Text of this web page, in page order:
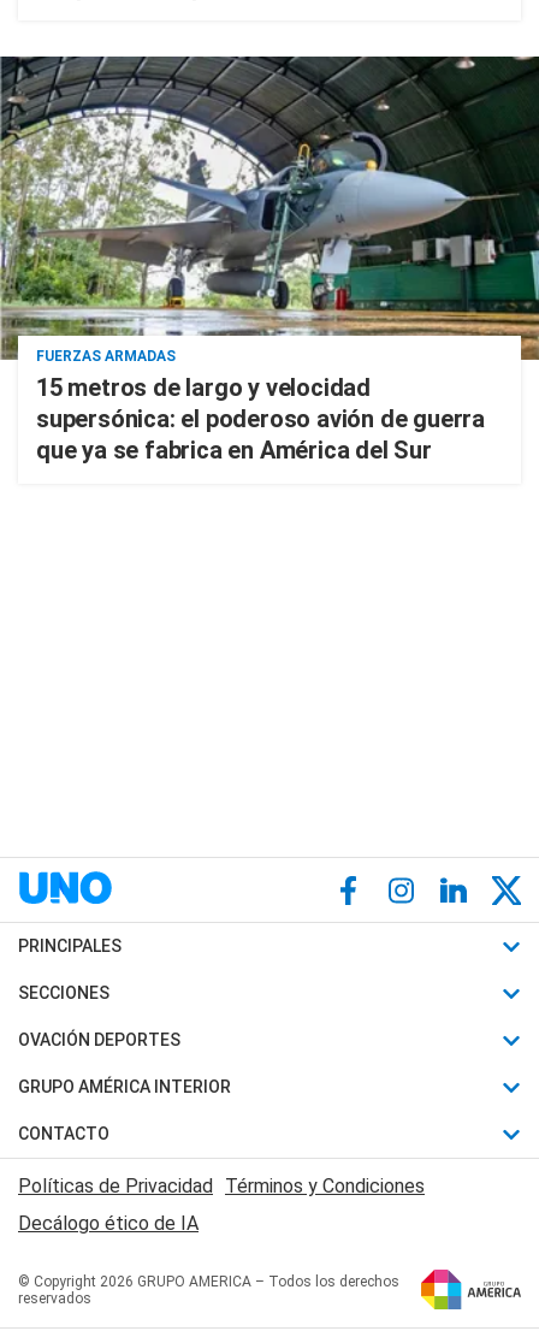
FUERZAS ARMADAS
15 metros de largo y velocidad
supersónica: el poderoso avión de guerra
que ya se fabrica en América del Sur
PRINCIPALES
Últimas Noticias
Política
Judiciales
Economia
SECCIONES
Horóscopo
Motores
Trucos caseros
Series y Películas
Edictos y Solicitadas
OVACIÓN DEPORTES
Fútbol
Mundial
Automovilismo
Rugby
Básquet
GRUPO AMÉRICA INTERIOR
Canal 7 en Vivo
San Juan 8
CONTACTO
Acerca de Nosotros
Contactanos
Políticas de Privacidad Términos y Condiciones
Decálogo ético de IA
© Copyright 2026 GRUPO AMERICA – Todos los derechos
reservados